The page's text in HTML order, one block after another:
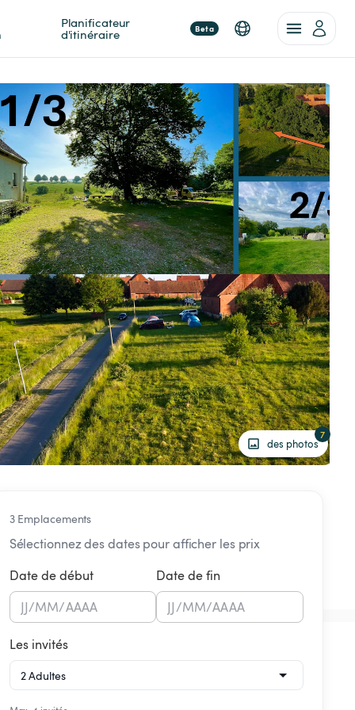
Planificateur
d'itinéraire Beta
des photos
7
3 Emplacements
Sélectionnez des dates pour afficher les prix
Date de début
JJ/MM/AAAA
Date de fin
JJ/MM/AAAA
Les invités